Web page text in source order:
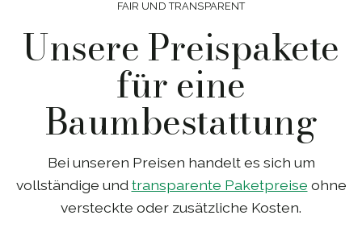
FAIR UND TRANSPARENT
Unsere Preispakete
für eine
Baumbestattung
Bei unseren Preisen handelt es sich um
vollständige und transparente Paketpreise ohne
versteckte oder zusätzliche Kosten.